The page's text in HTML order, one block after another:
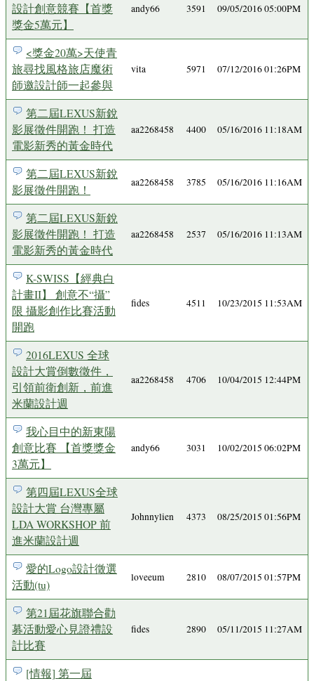
設計創意競賽【首獎
獎金5萬元】
andy66 3591 09/05/2016 05:00PM
<獎金20萬>天使青
旅尋找風格旅店魔術
師邀設計師一起參與
vita 5971 07/12/2016 01:26PM
第二屆LEXUS新銳
影展徵件開跑！ 打造
電影新秀的黃金時代
aa2268458 4400 05/16/2016 11:18AM
第二屆LEXUS新銳
影展徵件開跑！
aa2268458 3785 05/16/2016 11:16AM
第二屆LEXUS新銳
影展徵件開跑！ 打造
電影新秀的黃金時代
aa2268458 2537 05/16/2016 11:13AM
K-SWISS【經典白
計畫II】 創意不“攝”
限 攝影創作比賽活動
開跑
fides 4511 10/23/2015 11:53AM
2016LEXUS 全球
設計大賞倒數徵件，
引領前衛創新，前進
米蘭設計週
aa2268458 4706 10/04/2015 12:44PM
我心目中的新東陽
創意比賽 【首獎獎金
3萬元】
andy66 3031 10/02/2015 06:02PM
第四屆LEXUS全球
設計大賞 台灣專屬
LDA WORKSHOP 前
進米蘭設計週
Johnnylien 4373 08/25/2015 01:56PM
愛的Logo設計徵選
活動(tu)
loveeum 2810 08/07/2015 01:57PM
第21屆花旗聯合勸
募活動愛心見證禮設
計比賽
fides 2890 05/11/2015 11:27AM
[情報] 第一屆